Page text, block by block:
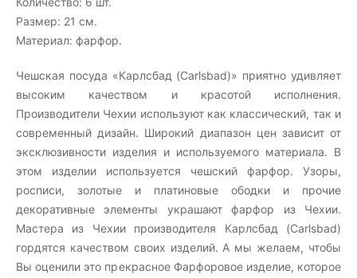
Размер: 21 см.
Материал: фарфор.
Чешская посуда «Карлсбад (Carlsbad)» приятно удивляет
высоким качеством и красотой исполнения.
Производители Чехии используют как классический, так и
современный дизайн. Широкий диапазон цен зависит от
эксклюзивности изделия и используемого материала. В
этом изделии используется чешский фарфор. Узоры,
росписи, золотые и платиновые ободки и прочие
декоративные элементы украшают фарфор из Чехии.
Мастера из Чехии производителя Карлсбад (Carlsbad)
гордятся качеством своих изделий. А мы желаем, чтобы
Вы оценили это прекрасное Фарфоровое изделие, которое